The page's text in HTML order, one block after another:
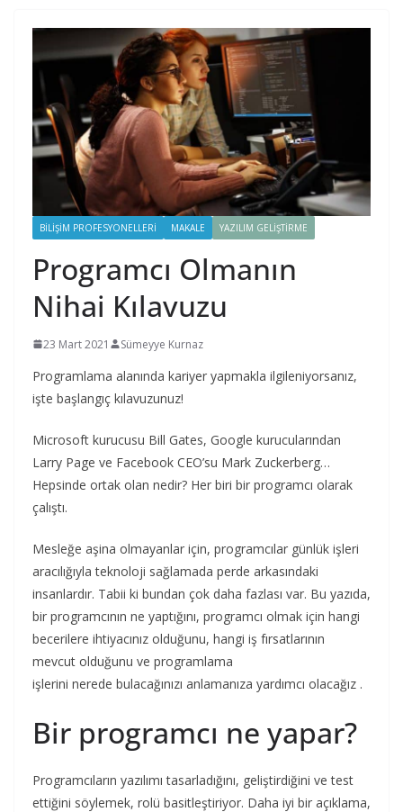
BILIŞIM PROFESYONELLERI MAKALE YAZILIM GELIŞTIRME
Programcı Olmanın
Nihai Kılavuzu
23 Mart 2021 Sümeyye Kurnaz
Programlama alanında kariyer yapmakla ilgileniyorsanız,
işte başlangıç ​​kılavuzunuz!
Microsoft kurucusu Bill Gates, Google kurucularından
Larry Page ve Facebook CEO’su Mark Zuckerberg…
Hepsinde ortak olan nedir? Her biri bir programcı olarak
çalıştı.
Mesleğe aşina olmayanlar için, programcılar günlük işleri
aracılığıyla teknoloji sağlamada perde arkasındaki
insanlardır. Tabii ki bundan çok daha fazlası var. Bu yazıda,
bir programcının ne yaptığını, programcı olmak için hangi
becerilere ihtiyacınız olduğunu, hangi iş fırsatlarının
mevcut olduğunu ve programlama
işlerini nerede bulacağınızı anlamanıza yardımcı olacağız .
Bir programcı ne yapar?
Programcıların yazılımı tasarladığını, geliştirdiğini ve test
ettiğini söylemek, rolü basitleştiriyor. Daha iyi bir açıklama,